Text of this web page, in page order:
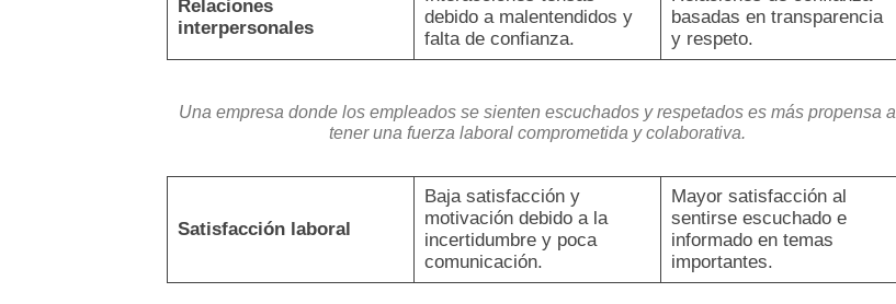
Relaciones
interpersonales
debido a malentendidos y
falta de confianza.
basadas en transparencia
y respeto.
Una empresa donde los empleados se sienten escuchados y respetados es más propensa a
tener una fuerza laboral comprometida y colaborativa.
Satisfacción laboral
Baja satisfacción y
motivación debido a la
incertidumbre y poca
comunicación.
Mayor satisfacción al
sentirse escuchado e
informado en temas
importantes.